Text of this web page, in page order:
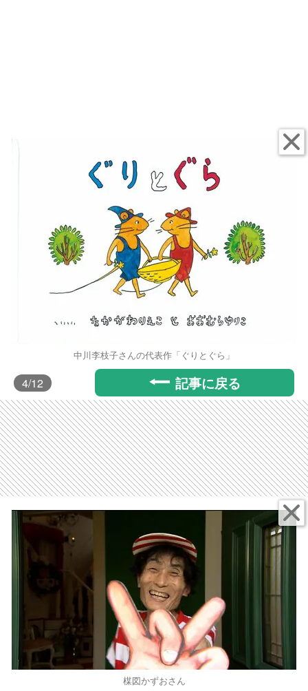
中川李枝子さんの代表作「ぐりとぐら」
4/12 記事に戻る
楳図かずおさん